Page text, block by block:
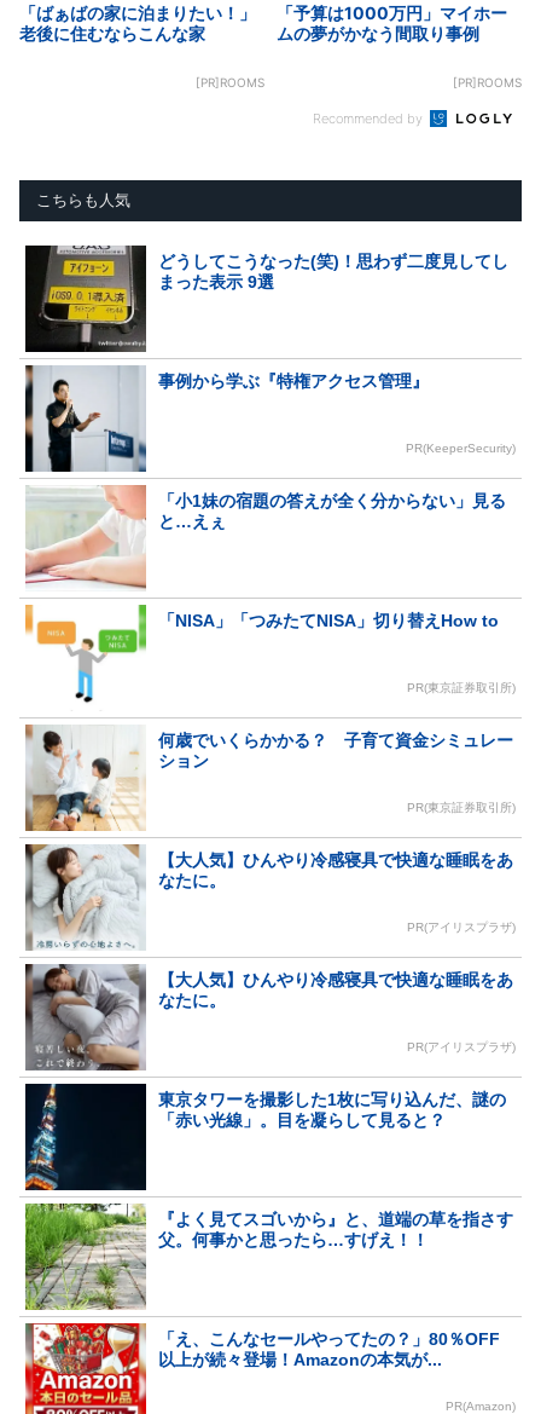
「ばぁばの家に泊まりたい！」
老後に住むならこんな家
[PR]ROOMS
「予算は1000万円」マイホー
ムの夢がかなう間取り事例
[PR]ROOMS
Recommended by
こちらも人気
どうしてこうなった(笑)！思わず二度見してし
まった表示 9選
事例から学ぶ『特権アクセス管理』
PR(KeeperSecurity)
「小1妹の宿題の答えが全く分からない」見る
と…えぇ
「NISA」「つみたてNISA」切り替えHow to
PR(東京証券取引所)
何歳でいくらかかる？ 子育て資金シミュレー
ション
PR(東京証券取引所)
【大人気】ひんやり冷感寝具で快適な睡眠をあ
なたに。
PR(アイリスプラザ)
【大人気】ひんやり冷感寝具で快適な睡眠をあ
なたに。
PR(アイリスプラザ)
東京タワーを撮影した1枚に写り込んだ、謎の
「赤い光線」。目を凝らして見ると？
『よく見てスゴいから』と、道端の草を指さす
父。何事かと思ったら…すげえ！！
「え、こんなセールやってたの？」80％OFF
以上が続々登場！Amazonの本気が...
PR(Amazon)